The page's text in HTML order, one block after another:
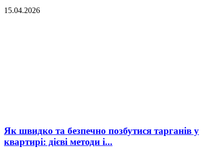
15.04.2026
Як швидко та безпечно позбутися тарганів у
квартирі: дієві методи і...